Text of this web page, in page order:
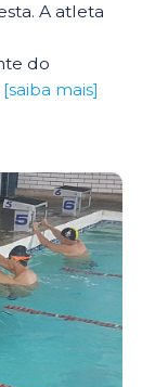
A atleta
do
[saiba mais]